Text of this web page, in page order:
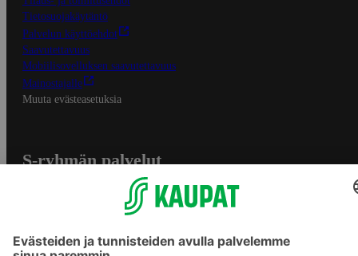
Tietosuojakäytäntö
Palvelun käyttöehdot
Saavutettavuus
Mobiilisovelluksen saavutettavuus
Mainostajalle
Muuta evästeasetuksia
S-ryhmän palvelut
Yhteishyvä Ruoka -sovellus